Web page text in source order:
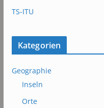
TS-ITU
Kategorien
Geographie
Inseln
Orte